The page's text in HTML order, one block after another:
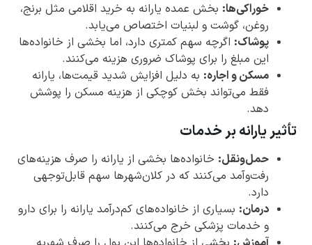
خوراکی‌ها: بخش عمده یارانه به خرید اقلامی مثل برنج،
روغن، گوشت و لبنیات اختصاص می‌یابد.
پوشاک: اگرچه سهم کمتری دارد، اما بخشی از خانواده‌ها
این مبلغ را برای پوشاک ضروری هزینه می‌کنند.
مسکن و اجاره: به دلیل افزایش شدید قیمت‌ها، یارانه
فقط می‌تواند بخش کوچکی از هزینه مسکن را پوشش
دهد.
تأثیر یارانه بر خدمات
حمل‌ونقل: خانواده‌ها بخشی از یارانه را صرف هزینه‌های
رفت‌وآمد می‌کنند که در کلان‌شهرها سهم قابل‌توجهی
دارد.
درمان: بسیاری از خانواده‌های کم‌درآمد یارانه را برای دارو
و خدمات پزشکی خرج می‌کنند.